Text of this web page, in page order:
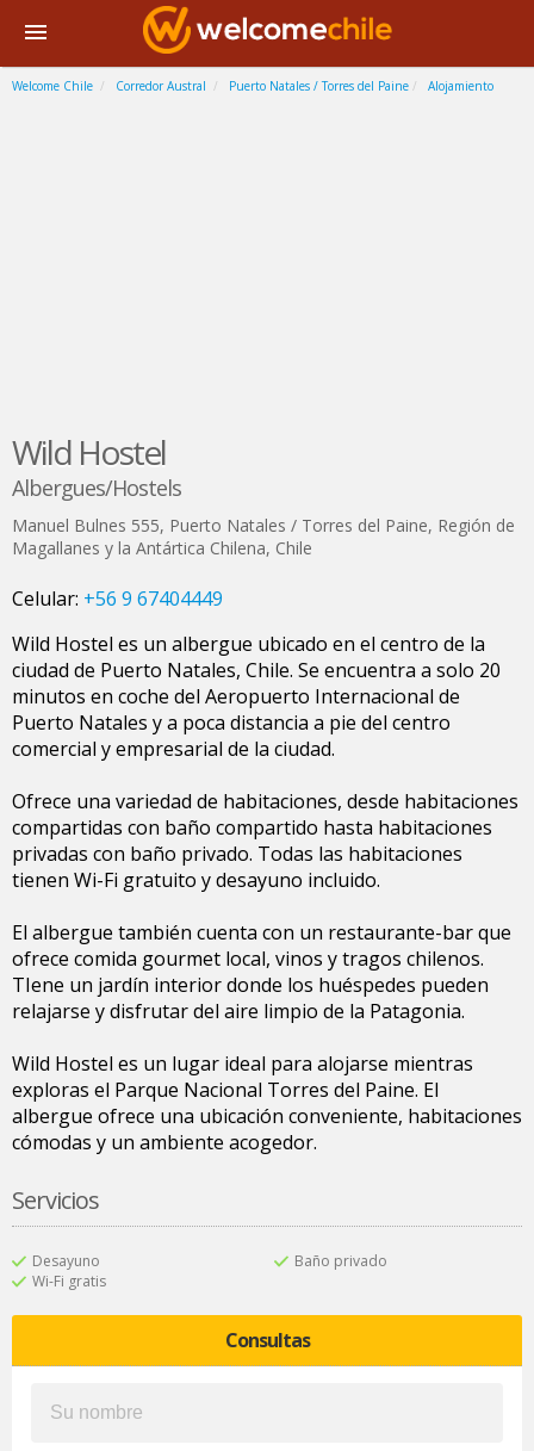
Welcome Chile Corredor Austral Puerto Natales / Torres del Paine Alojamiento
Wild Hostel
Albergues/Hostels
Manuel Bulnes 555, Puerto Natales / Torres del Paine, Región de
Magallanes y la Antártica Chilena, Chile
Celular: +56 9 67404449
Wild Hostel es un albergue ubicado en el centro de la
ciudad de Puerto Natales, Chile. Se encuentra a solo 20
minutos en coche del Aeropuerto Internacional de
Puerto Natales y a poca distancia a pie del centro
comercial y empresarial de la ciudad.
Ofrece una variedad de habitaciones, desde habitaciones
compartidas con baño compartido hasta habitaciones
privadas con baño privado. Todas las habitaciones
tienen Wi-Fi gratuito y desayuno incluido.
El albergue también cuenta con un restaurante-bar que
ofrece comida gourmet local, vinos y tragos chilenos.
TIene un jardín interior donde los huéspedes pueden
relajarse y disfrutar del aire limpio de la Patagonia.
Wild Hostel es un lugar ideal para alojarse mientras
exploras el Parque Nacional Torres del Paine. El
albergue ofrece una ubicación conveniente, habitaciones
cómodas y un ambiente acogedor.
Servicios
Desayuno
Wi-Fi gratis
Baño privado
Consultas